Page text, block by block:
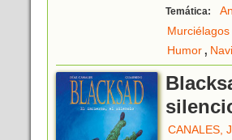
Temática:
Murciélagos
Humor,
CANALES,